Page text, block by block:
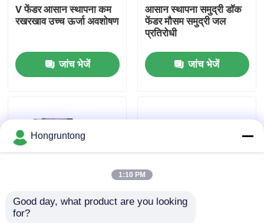
गुणवत्ता नियंत्रण
डॉक रबर फेंडर
वायवीय रबर फेंडर
V फेंडर आसान स्थापना कम
रखरखाव उच्च ऊर्जा अवशोषण
जांच भेजें
आसान स्थापना समुद्री डॉक
फेंडर मौसम समुद्री जल
प्रतिरोधी
जांच भेजें
वी डॉक फेंडर उच्च प्रभाव
Hongruntong
1:10 PM
Good day, what product are you looking
for?